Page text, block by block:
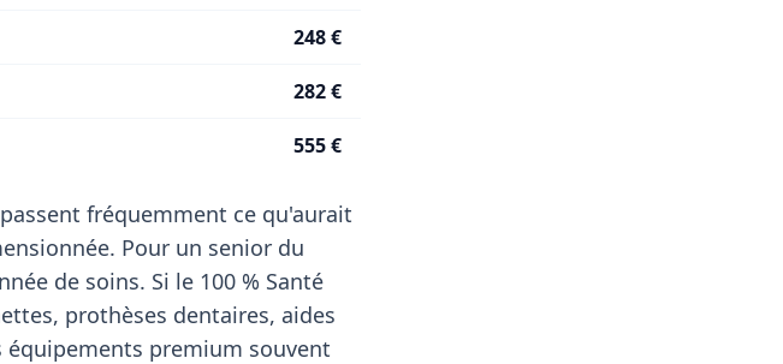
248 €
282 €
555 €
fréquemment ce qu'aurait
Pour un senior du
de soins. Si le 100 % Santé
prothèses dentaires, aides
premium souvent